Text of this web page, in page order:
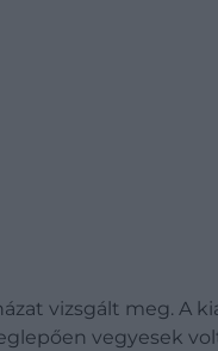
vizsgált meg. A
vegyesek